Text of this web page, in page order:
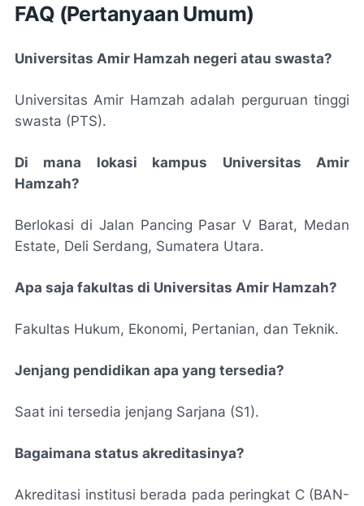
FAQ (Pertanyaan Umum)
Universitas Amir Hamzah negeri atau swasta?
Universitas Amir Hamzah adalah perguruan tinggi
swasta (PTS).
Di mana lokasi kampus Universitas Amir
Hamzah?
Berlokasi di Jalan Pancing Pasar V Barat, Medan
Estate, Deli Serdang, Sumatera Utara.
Apa saja fakultas di Universitas Amir Hamzah?
Fakultas Hukum, Ekonomi, Pertanian, dan Teknik.
Jenjang pendidikan apa yang tersedia?
Saat ini tersedia jenjang Sarjana (S1).
Bagaimana status akreditasinya?
Akreditasi institusi berada pada peringkat C (BAN-